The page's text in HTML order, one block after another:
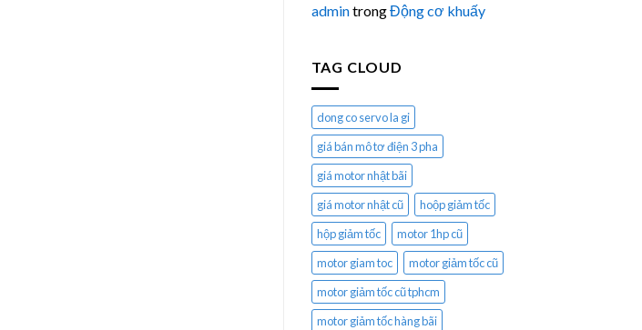
admintrongĐộng cơ khuấy
TAG CLOUD
dong co servo la gi
giá bán mô tơ điện 3 pha
giá motor nhật bãi
giá motor nhật cũ
hoộp giảm tốc
hộp giảm tốc
motor 1hp cũ
motor giam toc
motor giảm tốc cũ
motor giảm tốc cũ tphcm
motor giảm tốc hàng bãi